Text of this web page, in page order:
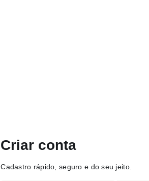
Criar conta
Cadastro rápido, seguro e do seu jeito.